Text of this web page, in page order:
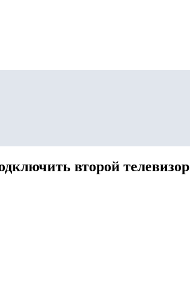
второй телевизор